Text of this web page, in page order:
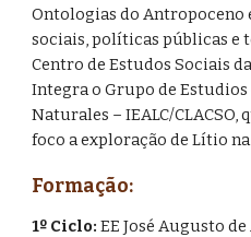
Ontologias do
sociais, políticas públicas e
Centro de Estudos Sociais
Integra o Grupo de
Naturales – IEALC/
foco a exploração de Lítio
Formação:
1º Ciclo: EE José Augusto